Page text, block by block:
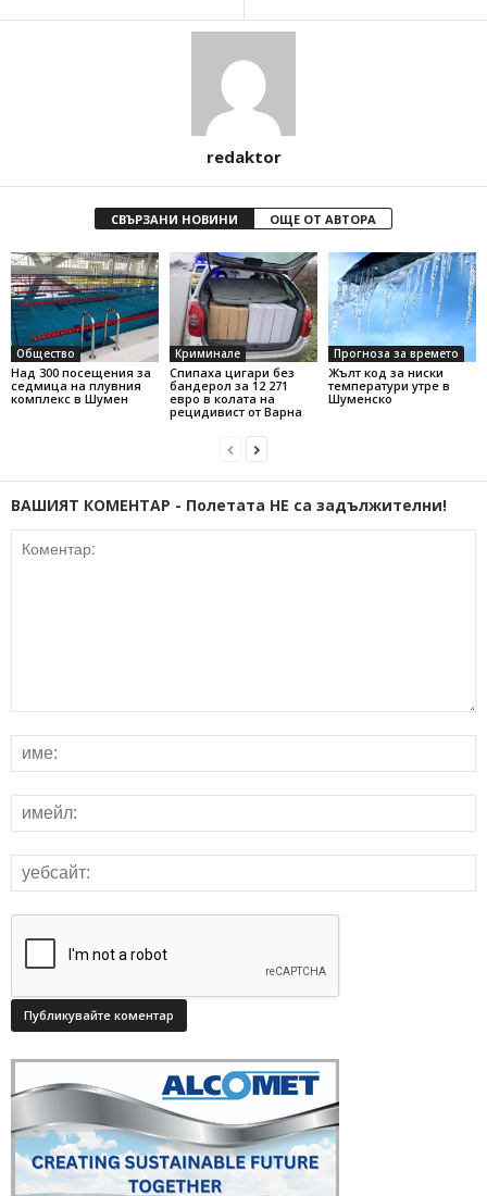
redaktor
СВЪРЗАНИ НОВИНИ ОЩЕ ОТ АВТОРА
Общество
Над 300 посещения за
седмица на плувния
комплекс в Шумен
Криминале
Спипаха цигари без
бандерол за 12 271
евро в колата на
рецидивист от Варна
Прогноза за времето
Жълт код за ниски
температури утре в
Шуменско
ВАШИЯТ КОМЕНТАР - Полетата НЕ са задължителни!